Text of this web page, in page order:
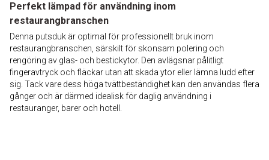
Perfekt lämpad för användning inom
restaurangbranschen
Denna putsduk är optimal för professionellt bruk inom
restaurangbranschen, särskilt för skonsam polering och
rengöring av glas- och bestickytor. Den avlägsnar pålitligt
fingeravtryck och fläckar utan att skada ytor eller lämna ludd efter
sig. Tack vare dess höga tvättbeständighet kan den användas flera
gånger och är därmed idealisk för daglig användning i
restauranger, barer och hotell.